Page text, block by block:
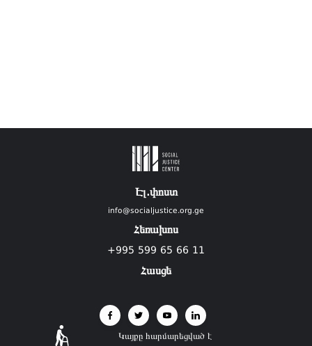
Էլ.փոստ
info@socialjustice.org.ge
Հեռախոս
+995 599 65 66 11
Հասցե
Կայքը հարմարեցված է